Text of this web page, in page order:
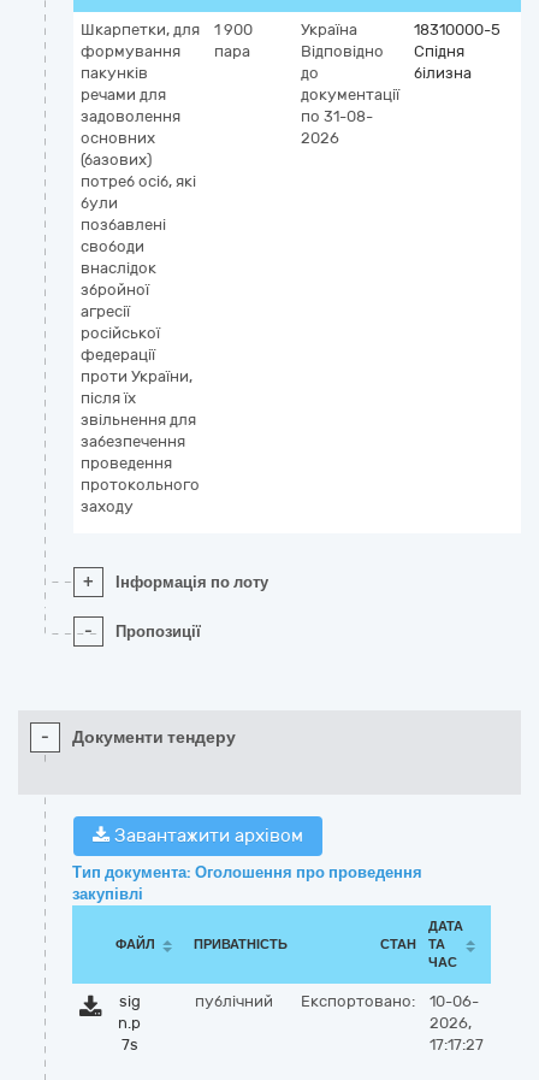
Шкарпетки, для
формування
пакунків
речами для
задоволення
основних
(базових)
потреб осіб, які
були
позбавлені
свободи
внаслідок
збройної
агресії
російської
федерації
проти України,
після їх
звільнення для
забезпечення
проведення
протокольного
заходу
1 900
пара
Україна
Відповідно
до
документації
по 31-08-
2026
18310000-5
Спідня
білизна
+ Інформація по лоту
- Пропозиції
- Документи тендеру
Завантажити архівом
Тип документа: Оголошення про проведення
закупівлі
ФАЙЛ ПРИВАТНІСТЬ СТАН
ДАТА
ТА
ЧАС
sig
n.p
7s
публічний Експортовано:
10-06-
2026,
17:17:27